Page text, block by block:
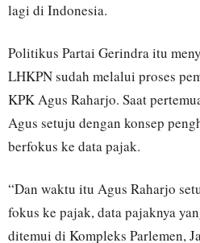
lagi di Indonesia.
Politikus Partai Gerindra itu
LHKPN sudah melalui proses
KPK Agus Raharjo. Saat
Agus setuju dengan konsep
berfokus ke data pajak.
“Dan waktu itu Agus Raharjo
fokus ke pajak, data pajaknya
ditemui di Kompleks Parlemen,